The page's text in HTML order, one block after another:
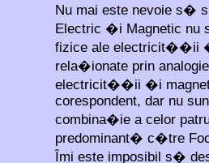
Nu mai este nevoie s�
Electric �i Magnetic nu
fizice ale electricit��ii
rela�ionate prin
electricit��ii �i
corespondent, dar nu
combina�ie a celor
predominant� c�tre
Îmi este imposibil s�